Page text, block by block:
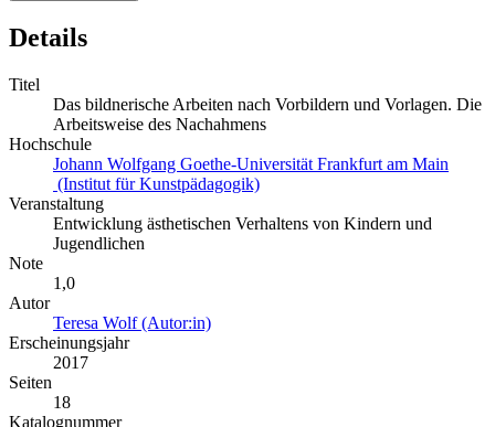
Details
Titel
Das bildnerische Arbeiten nach Vorbildern und Vorlagen. Die
Arbeitsweise des Nachahmens
Hochschule
Johann Wolfgang Goethe-Universität Frankfurt am Main
(Institut für Kunstpädagogik)
Veranstaltung
Entwicklung ästhetischen Verhaltens von Kindern und
Jugendlichen
Note
1,0
Autor
Teresa Wolf (Autor:in)
Erscheinungsjahr
2017
Seiten
18
Katalognummer